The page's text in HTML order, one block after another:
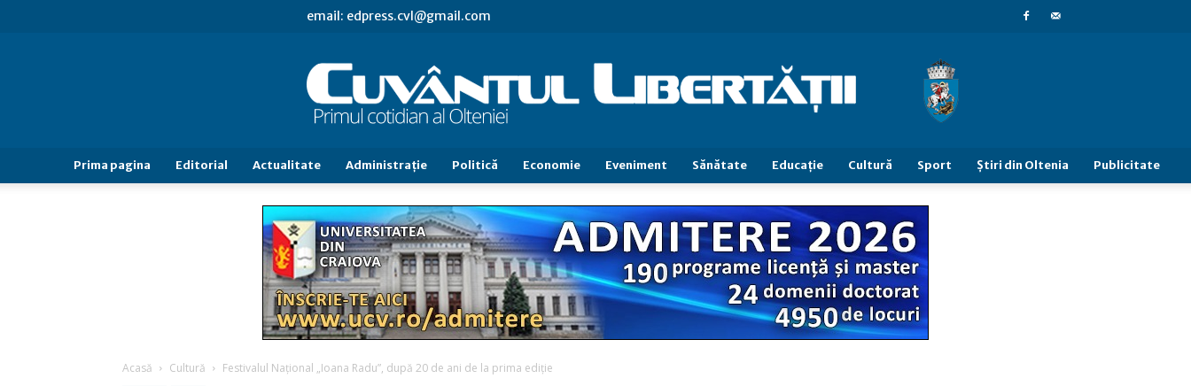
email: edpress.cvl@gmail.com
Cuvântul
Libertăţii
Prima pagina Editorial Actualitate Administraţie Politică Economie Eveniment Sănătate Educaţie Cultură Sport Știri din Oltenia Publicitate
Acasă Cultură Festivalul Naţional „Ioana Radu”, după 20 de ani de la prima ediţie